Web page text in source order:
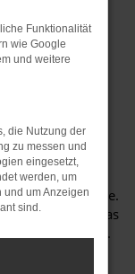
können?
bietet,
Preis und
ein fast noch
Umgebung
des Opel
Modell wird
und
vor, wenn das
vorbei ist.
dass Sie ein
Funktionalität
wie Google
und weitere
die Nutzung der
zu messen und
eingesetzt,
werden, um
um Anzeigen
sind.